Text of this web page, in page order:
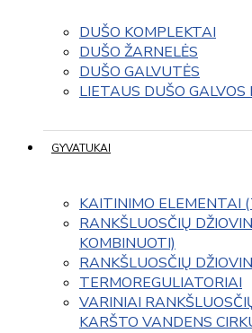
DUŠO KOMPLEKTAI
DUŠO ŽARNELĖS
DUŠO GALVUTĖS
LIETAUS DUŠO GALVOS
GYVATUKAI
KAITINIMO ELEMENTAI
RANKŠLUOSČIŲ
KOMBINUOTI)
RANKŠLUOSČIŲ
TERMOREGULIATORIAI
VARINIAI
KARŠTO VANDENS